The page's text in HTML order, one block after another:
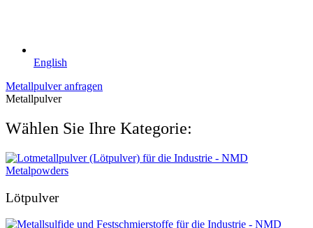
English
Metallpulver anfragen
Metallpulver
Wählen Sie Ihre Kategorie:
Lötpulver